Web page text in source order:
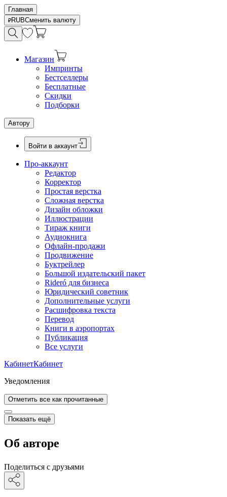
Главная
RUBСменить валюту
Магазин
Импринты
Бестселлеры
Бесплатные
Скидки
Подборки
Автору
Войти в аккаунт
Про-аккаунт
Редактор
Корректор
Простая верстка
Сложная верстка
Дизайн обложки
Иллюстрации
Тираж книги
Аудиокнига
Офлайн-продажи
Продвижение
Буктрейлер
Большой издательский пакет
Rideró для бизнеса
Юридический советник
Дополнительные услуги
Расшифровка текста
Перевод
Книги в аэропортах
Публикация
Все услуги
КабинетКабинет
Уведомления
Отметить все как прочитанные
Показать ещё
Об авторе
Поделиться с друзьями